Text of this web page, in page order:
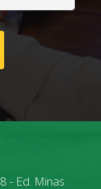
- Ed. Minas